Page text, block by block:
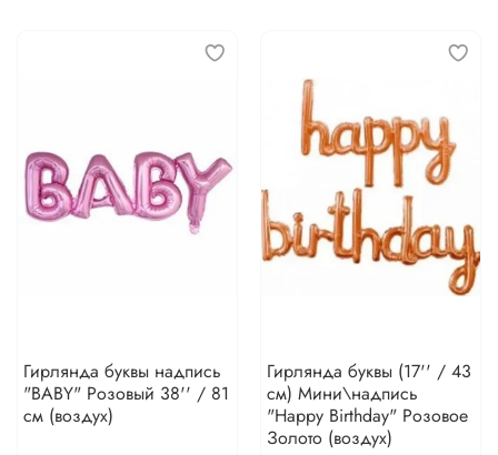
Гирлянда буквы надпись
"BABY" Розовый 38'' / 81
см (воздух)
Гирлянда буквы (17'' / 43
см) Мини\надпись
"Happy Birthday" Розовое
Золото (воздух)